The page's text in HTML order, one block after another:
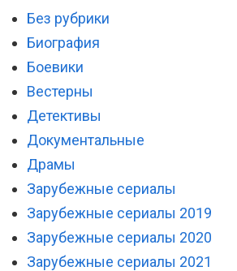
Без рубрики
Биография
Боевики
Вестерны
Детективы
Документальные
Драмы
Зарубежные сериалы
Зарубежные сериалы 2019
Зарубежные сериалы 2020
Зарубежные сериалы 2021